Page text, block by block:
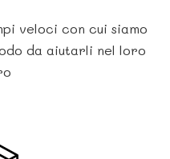
veloci con cui siamo
da aiutarli nel loro